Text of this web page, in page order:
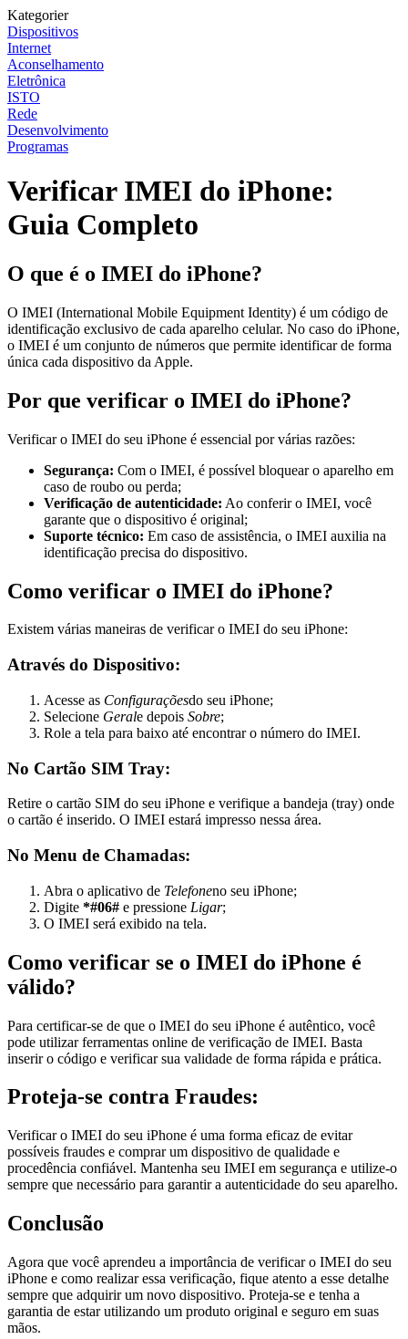
Kategorier
Dispositivos
Internet
Aconselhamento
Eletrônica
ISTO
Rede
Desenvolvimento
Programas
Verificar IMEI do iPhone:
Guia Completo
O que é o IMEI do iPhone?
O IMEI (International Mobile Equipment Identity) é um código de
identificação exclusivo de cada aparelho celular. No caso do iPhone,
o IMEI é um conjunto de números que permite identificar de forma
única cada dispositivo da Apple.
Por que verificar o IMEI do iPhone?
Verificar o IMEI do seu iPhone é essencial por várias razões:
Segurança: Com o IMEI, é possível bloquear o aparelho em
caso de roubo ou perda;
Verificação de autenticidade: Ao conferir o IMEI, você
garante que o dispositivo é original;
Suporte técnico: Em caso de assistência, o IMEI auxilia na
identificação precisa do dispositivo.
Como verificar o IMEI do iPhone?
Existem várias maneiras de verificar o IMEI do seu iPhone:
Através do Dispositivo:
Acesse as Configuraçõesdo seu iPhone;
Selecione Gerale depois Sobre;
Role a tela para baixo até encontrar o número do IMEI.
No Cartão SIM Tray:
Retire o cartão SIM do seu iPhone e verifique a bandeja (tray) onde
o cartão é inserido. O IMEI estará impresso nessa área.
No Menu de Chamadas:
Abra o aplicativo de Telefoneno seu iPhone;
Digite *#06# e pressione Ligar;
O IMEI será exibido na tela.
Como verificar se o IMEI do iPhone é
válido?
Para certificar-se de que o IMEI do seu iPhone é autêntico, você
pode utilizar ferramentas online de verificação de IMEI. Basta
inserir o código e verificar sua validade de forma rápida e prática.
Proteja-se contra Fraudes:
Verificar o IMEI do seu iPhone é uma forma eficaz de evitar
possíveis fraudes e comprar um dispositivo de qualidade e
procedência confiável. Mantenha seu IMEI em segurança e utilize-o
sempre que necessário para garantir a autenticidade do seu aparelho.
Conclusão
Agora que você aprendeu a importância de verificar o IMEI do seu
iPhone e como realizar essa verificação, fique atento a esse detalhe
sempre que adquirir um novo dispositivo. Proteja-se e tenha a
garantia de estar utilizando um produto original e seguro em suas
mãos.